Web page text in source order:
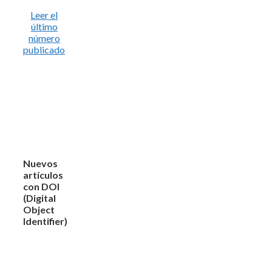
Leer el
último
número
publicado
Nuevos
artículos
con DOI
(Digital
Object
Identifier)